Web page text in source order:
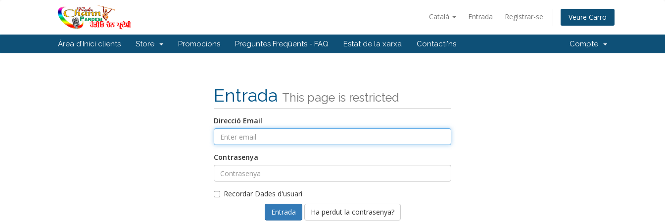
Català Entrada Registrar-se Veure Carro
Àrea d'Inici clients Store Promocions Preguntes Freqüents - FAQ Estat de la xarxa Contacti'ns Compte
Entrada This page is restricted
Direcció Email
Contrasenya
Recordar Dades d'usuari
Ha perdut la contrasenya?